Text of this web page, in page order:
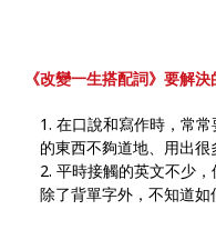
《改變一生搭配詞》要解決
在口說和寫作時，常
的東西不夠道地、用出很
平時接觸的英文不少
除了背單字外，不知道如